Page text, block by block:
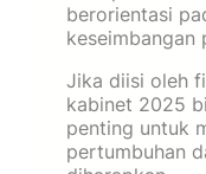
berorientasi
keseimbangan
Jika diisi oleh
kabinet 2025
penting untuk
pertumbuhan